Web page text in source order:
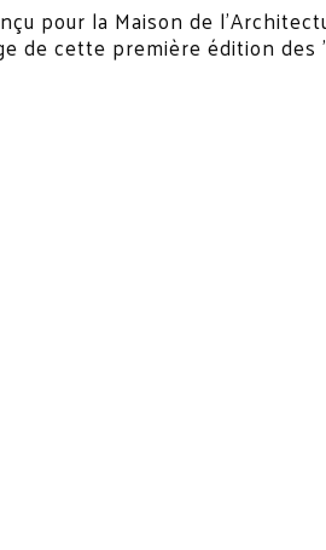
pour la Maison de
de cette première édition des